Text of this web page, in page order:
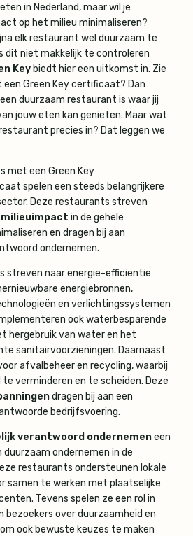
in Nederland, maar wil je
op het milieu minimaliseren?
elk restaurant wel duurzaam te
dit niet makkelijk te controleren
Key biedt hier een uitkomst in. Zie
Green Key certificaat? Dan
duurzaam restaurant is waar jij
jouw eten kan genieten. Maar wat
precies in? Dat leggen we
met een Green Key
spelen een steeds belangrijkere
Deze restaurants streven
milieuimpact in de gehele
en dragen bij aan
ondernemen.
streven naar energie-efficiëntie
energiebronnen,
en verlichtingssystemen
ook waterbesparende
hergebruik van water en het
sanitairvoorzieningen. Daarnaast
afvalbeheer en recycling, waarbij
verminderen en te scheiden. Deze
dragen bij aan een
bedrijfsvoering.
verantwoord ondernemeneen
ondernemen in de
restaurants ondersteunen lokale
samen te werken met plaatselijke
Tevens spelen ze een rol in
bezoekers over duurzaamheid en
ook bewuste keuzes te maken